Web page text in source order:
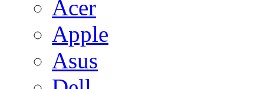
Acer
Apple
Asus